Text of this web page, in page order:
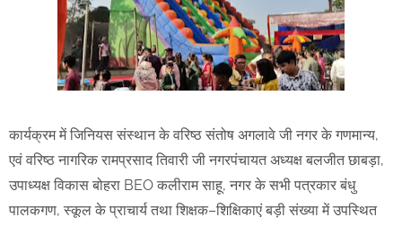
कार्यक्रम में जिनियस संस्थान के वरिष्ठ संतोष अगलावे जी नगर के गणमान्य,
एवं वरिष्ठ नागरिक रामप्रसाद तिवारी जी नगरपंचायत अध्यक्ष बलजीत छाबड़ा,
उपाध्यक्ष विकास बोहरा BEO कलीराम साहू, नगर के सभी पत्रकार बंधु
पालकगण, स्कूल के प्राचार्य तथा शिक्षक–शिक्षिकाएं बड़ी संख्या में उपस्थित